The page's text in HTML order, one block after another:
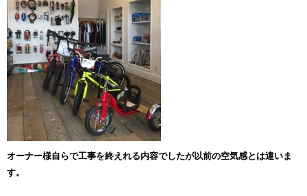
オーナー様自らで工事を終えれる内容でしたが以前の空気感とは違いま
す。